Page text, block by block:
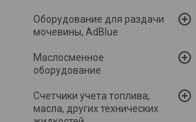
Оборудование для раздачи
мочевины, AdBlue
Маслосменное
оборудование
Счетчики учета топлива,
масла, других технических